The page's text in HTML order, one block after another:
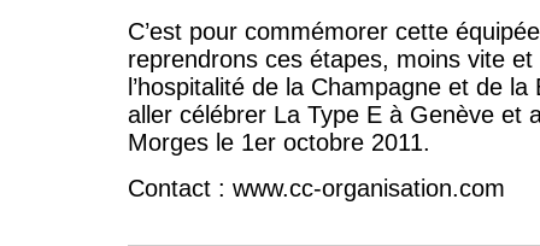
C’est pour commémorer cette
reprendrons ces étapes, moins vite
l’hospitalité de la Champagne et de
aller célébrer La Type E à Genève et
Morges le 1er octobre 2011.
Contact : www.cc-organisation.com